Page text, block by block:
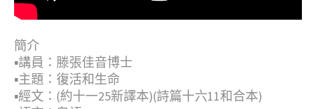
簡介
▪︎講員：滕張佳音博士
▪︎主題：復活和生命
▪︎經文：(約十一25新譯本)(詩篇十六11和合本)